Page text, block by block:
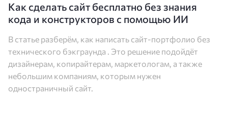
Как сделать сайт бесплатно без знания
кода и конструкторов с помощью ИИ
В статье разберём, как написать сайт-портфолио без
технического бэкграунда . Это решение подойдёт
дизайнерам, копирайтерам, маркетологам, а также
небольшим компаниям, которым нужен
одностраничный сайт.